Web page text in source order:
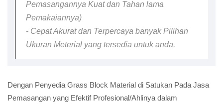
Pemasangannya Kuat dan Tahan lama
Pemakaiannya)
- Cepat Akurat dan Terpercaya banyak Pilihan
Ukuran Meterial yang tersedia untuk anda.
Dengan Penyedia Grass Block Material di Satukan Pada Jasa
Pemasangan yang Efektif Profesional/Ahlinya dalam